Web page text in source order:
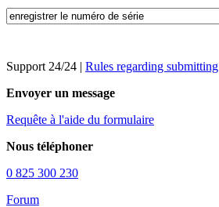
Support 24/24 | Rules regarding submitting
Envoyer un message
Requête à l'aide du formulaire
Nous téléphoner
0 825 300 230
Forum